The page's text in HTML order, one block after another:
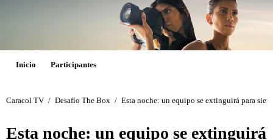
Inicio Participantes
Caracol TV / Desafío The Box / Esta noche: un equipo se extinguirá para
Esta noche: un equipo se extinguirá